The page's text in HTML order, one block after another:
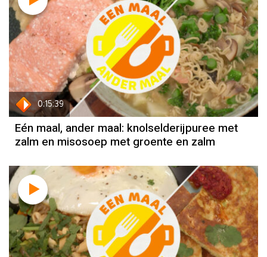
0:15:39
Eén maal, ander maal: knolselderijpuree met
zalm en misosoep met groente en zalm